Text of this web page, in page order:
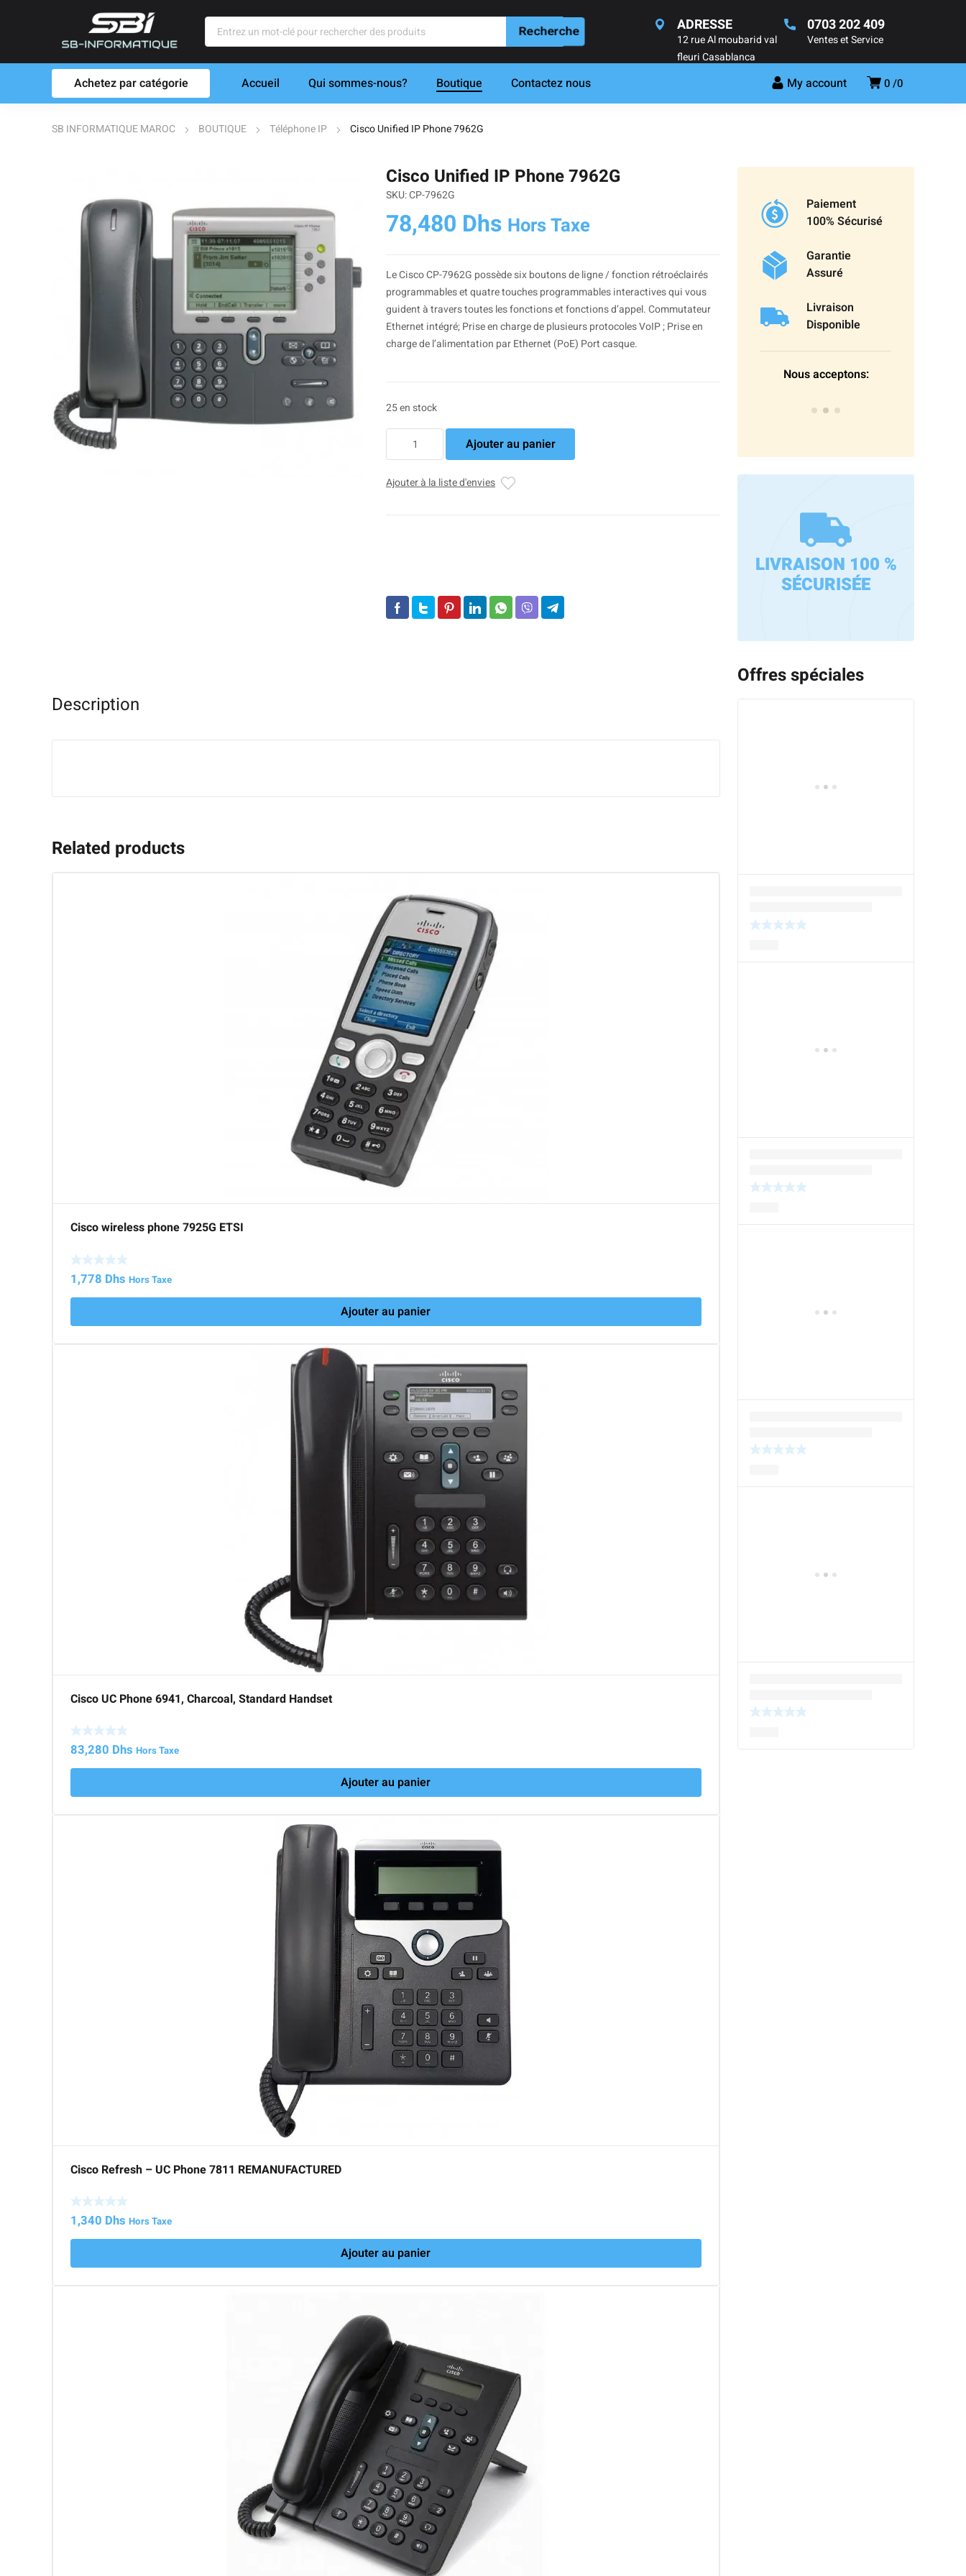
ADRESSE
12 rue Al moubarid val
fleuri Casablanca
0703 202 409
Ventes et Service
0 0
My account
Achetez par catégorie Accueil Qui sommes-nous? Boutique Contactez nous
SB INFORMATIQUE MAROC BOUTIQUE Téléphone IP Cisco Unified IP Phone 7962G
Cisco Unified IP Phone 7962G
SKU: CP-7962G
78,480 Dhs Hors Taxe
Le Cisco CP-7962G possède six boutons de ligne / fonction rétroéclairés
programmables et quatre touches programmables interactives qui vous
guident à travers toutes les fonctions et fonctions d’appel. Commutateur
Ethernet intégré; Prise en charge de plusieurs protocoles VoIP ; Prise en
charge de l’alimentation par Ethernet (PoE) Port casque.
25 en stock
Unified
Ajouter au panier
Ajouter à la liste d'envies
Description
Related products
Cisco wireless phone 7925G ETSI
1,778 Dhs Hors Taxe
Ajouter au panier
Cisco UC Phone 6941, Charcoal, Standard Handset
83,280 Dhs Hors Taxe
Ajouter au panier
Cisco Refresh – UC Phone 7811 REMANUFACTURED
1,340 Dhs Hors Taxe
Ajouter au panier
Paiement
100% Sécurisé
Garantie
Assuré
Livraison
Disponible
Nous acceptons:
LIVRAISON 100 %
SÉCURISÉE
Offres spéciales